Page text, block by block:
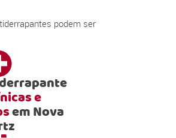
podem ser
e
em Nova